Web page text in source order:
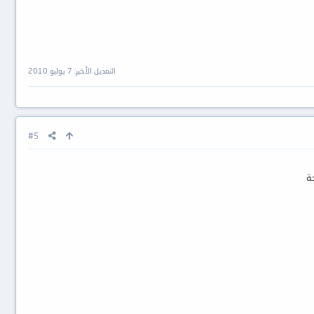
التعديل الأخير: 7 يوليو 2010
#5